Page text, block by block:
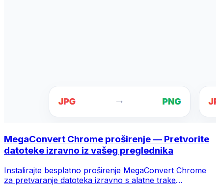
MegaConvert Chrome proširenje — Pretvorite
datoteke izravno iz vašeg preglednika
Instalirajte besplatno proširenje MegaConvert Chrome
za pretvaranje datoteka izravno s alatne trake